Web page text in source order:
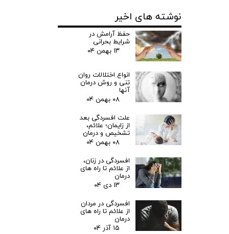
نوشته های اخیر
حفظ آرامش در
شرایط بحرانی
۱۳ بهمن ۰۴
انواع اختلالات روان
تنی و روش درمان
آنها
۰۸ بهمن ۰۴
علت افسردگی بعد
از زایمان؛ علائم،
تشخیص و درمان
۰۸ بهمن ۰۴
افسردگی در زنان،
از علائم تا راه های
درمان
۱۳ دی ۰۴
افسردگی در مردان
از علائم تا راه های
درمان
۱۵ آذر ۰۴